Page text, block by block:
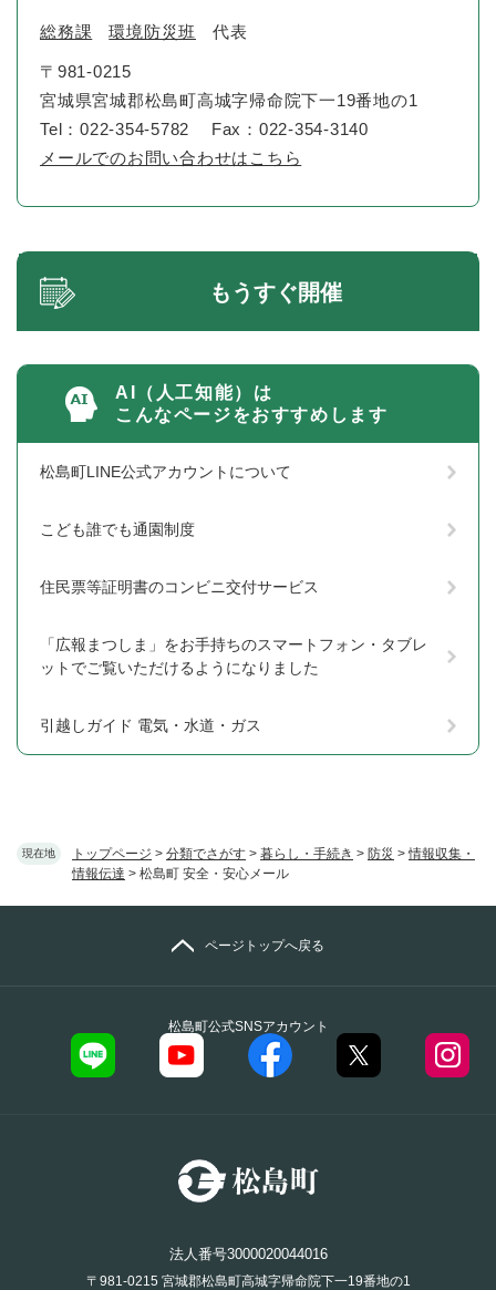
現在地 トップページ > 分類でさがす > 暮らし・手続き > 防災 >情報収集・
情報伝達 > 松島町 安全・安心メール
総務課 環境防災班 代表
〒981-0215
宮城県宮城郡松島町高城字帰命院下一19番地の1
Tel：022-354-5782
Fax：022-354-3140
メールでのお問い合わせはこちら
もうすぐ開催
AI（人工知能）は
こんなページをおすすめします
松島町LINE公式アカウントについて
こども誰でも通園制度
住民票等証明書のコンビニ交付サービス
「広報まつしま」をお手持ちのスマートフォン・タブレ
ットでご覧いただけるようになりました
引越しガイド 電気・水道・ガス
松島町公式SNSアカウント
ページトップへ戻る
法人番号3000020044016
〒981-0215 宮城郡松島町高城字帰命院下一19番地の1